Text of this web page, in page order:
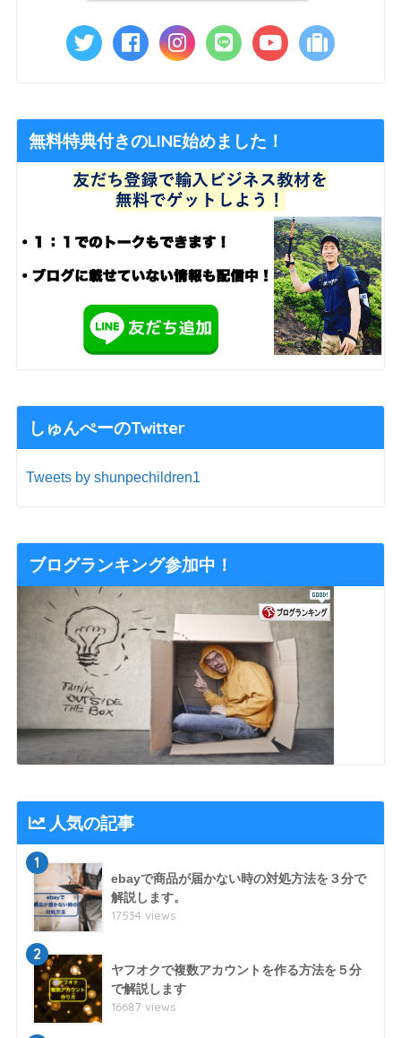
無料特典付きのLINE始めました！
しゅんぺーのTwitter
Tweets by shunpechildren1
ブログランキング参加中！
人気の記事
1
ebayで商品が届かない時の対処方法を３分で
解説します。
17534 views
2
ヤフオクで複数アカウントを作る方法を５分
で解説します
16687 views